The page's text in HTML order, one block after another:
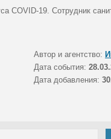
COVID-19. Сотрудник
Автор и агентство:
Дата события:
Дата добавления: